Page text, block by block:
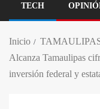
TECH
Inicio
Alcanza Tamaulipas
inversión federal y